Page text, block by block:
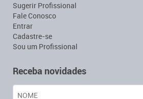
Sugerir Profissional
Fale Conosco
Entrar
Cadastre-se
Sou um Profissional
Receba novidades